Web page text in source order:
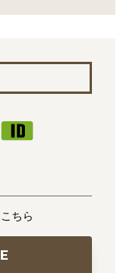
ちら